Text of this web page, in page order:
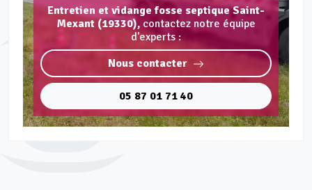
Entretien et vidange fosse septique Saint-
Mexant (19330), contactez notre équipe
d'experts :
Nous contacter
05 87 01 71 40